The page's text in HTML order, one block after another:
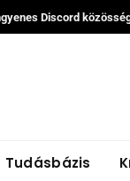
Discord
Tudásbázis